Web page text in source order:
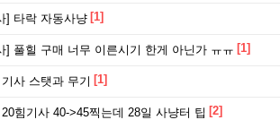
] 타락 자동사냥 [1]
] 풀힐 구매 너무 이른시기 한게 아닌가 ㅠㅠ [1]
기사 스탯과 무기 [1]
20힘기사 40->45찍는데 28일 사냥터 팁 [2]